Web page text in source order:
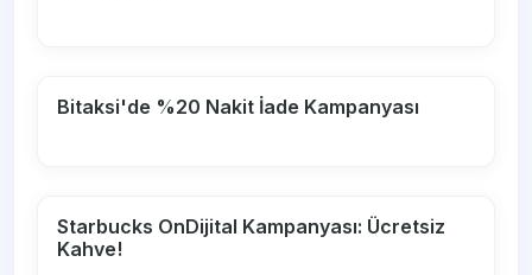
Bitaksi'de %20 Nakit İade Kampanyası
Starbucks OnDijital Kampanyası: Ücretsiz
Kahve!